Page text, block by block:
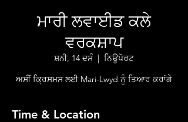
ਮਾਰੀ ਲਵਾਈਡ ਕਲੇ
ਵਰਕਸ਼ਾਪ
ਸ਼ਨੀ, 14 ਦਸੰ
  |
ਨਿਊਪੋਰਟ
ਅਸੀਂ ਕ੍ਰਿਸਮਸ ਲਈ Mari-Lwyd ਨੂੰ ਤਿਆਰ ਕਰਾਂਗੇ
Time & Location